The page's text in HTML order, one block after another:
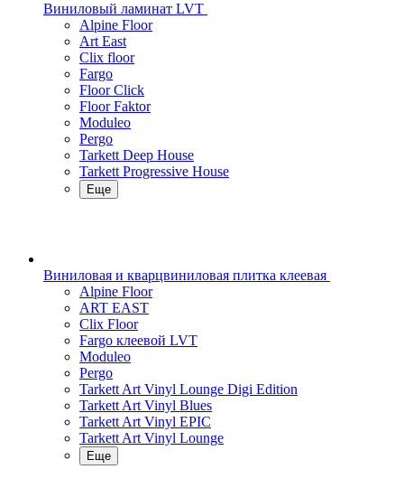
Виниловый ламинат LVT
Alpine Floor
Art East
Clix floor
Fargo
Floor Click
Floor Faktor
Moduleo
Pergo
Tarkett Deep House
Tarkett Progressive House
Еще
Виниловая и кварцвиниловая плитка клеевая
Alpine Floor
ART EAST
Clix Floor
Fargo клеевой LVT
Moduleo
Pergo
Tarkett Art Vinyl Lounge Digi Edition
Tarkett Art Vinyl Blues
Tarkett Art Vinyl EPIC
Tarkett Art Vinyl Lounge
Еще